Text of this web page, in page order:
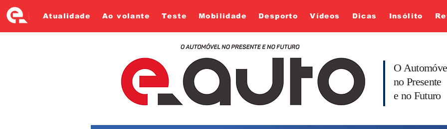
Atualidade Ao volante Teste Mobilidade Desporto Vídeos Dicas Insólito
O
no Presente
e no Futuro